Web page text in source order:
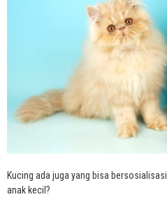
Kucing ada juga yang bisa
anak kecil?